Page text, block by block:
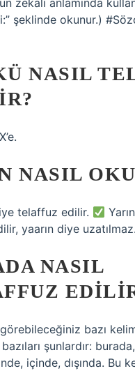
zekalı anlamında
şeklinde okunur.)
NASIL
NASIL
telaffuz edilir.
yaarın diye uzatılmaz.
NASIL
görebileceğiniz bazı
şunlardır:
içinde, dışında. Bu